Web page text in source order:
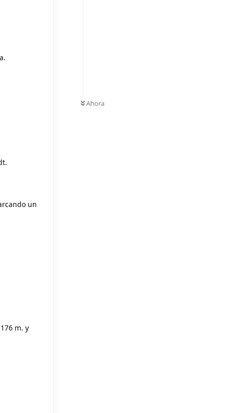
Ahora
un
m. y